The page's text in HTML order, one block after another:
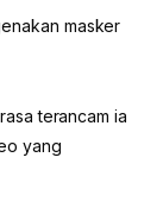
masker
terancam ia
yang